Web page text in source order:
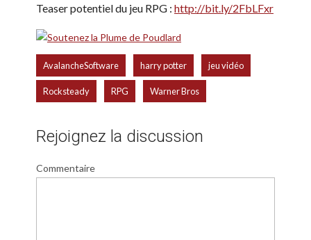
Teaser potentiel du jeu RPG : http://bit.ly/2FbLFxr
AvalancheSoftware harry potter jeu vidéo
Rocksteady RPG Warner Bros
Rejoignez la discussion
Commentaire